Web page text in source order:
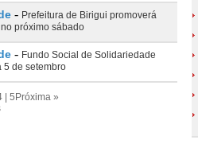
- Prefeitura de Birigui promoverá
próximo sábado
- Fundo Social de Solidariedade
5 de setembro
| 5 Próxima »